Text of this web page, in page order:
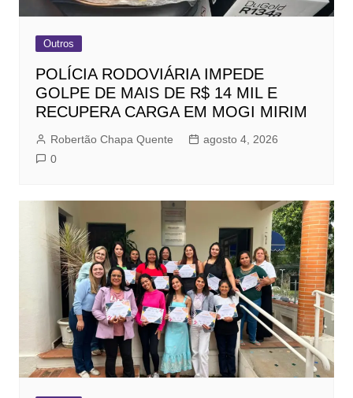
Outros
POLÍCIA RODOVIÁRIA IMPEDE
GOLPE DE MAIS DE R$ 14 MIL E
RECUPERA CARGA EM MOGI MIRIM
Robertão Chapa Quente
agosto 4, 2026
0